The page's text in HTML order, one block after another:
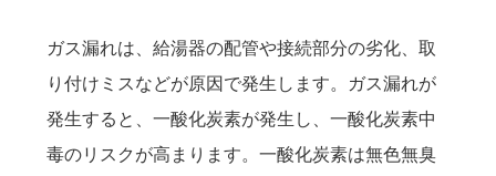
ガス漏れは、給湯器の配管や接続部分の劣化、取
り付けミスなどが原因で発生します。ガス漏れが
発生すると、一酸化炭素が発生し、一酸化炭素中
毒のリスクが高まります。一酸化炭素は無色無臭